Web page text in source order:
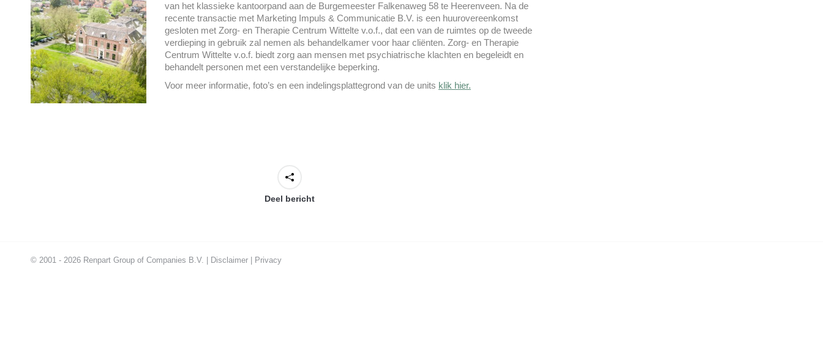
van het klassieke kantoorpand aan de Burgemeester Falkenaweg 58 te Heerenveen. Na de
recente transactie met Marketing Impuls & Communicatie B.V. is een huurovereenkomst
gesloten met Zorg- en Therapie Centrum Wittelte v.o.f., dat een van de ruimtes op de tweede
verdieping in gebruik zal nemen als behandelkamer voor haar cliënten. Zorg- en Therapie
Centrum Wittelte v.o.f. biedt zorg aan mensen met psychiatrische klachten en begeleidt en
behandelt personen met een verstandelijke beperking.
Voor meer informatie, foto’s en een indelingsplattegrond van de units klik hier.
Deel bericht
© 2001 - 2026 Renpart Group of Companies B.V. | Disclaimer Privacy